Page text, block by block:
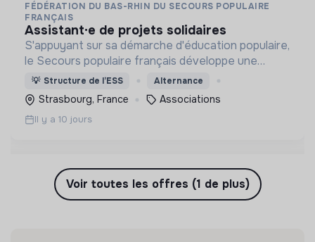
FÉDÉRATION DU BAS-RHIN DU SECOURS POPULAIRE
FRANÇAIS
assistant·e de projets solidaires
S'appuyant sur sa démarche d'éducation populaire,
le Secours populaire français développe une
solidarité inconditionnelle basée sur l'élaboration
collective pour lutter contre toutes les exclusions.
💡 Structure de l’ESS Alternance
Strasbourg, France Associations
Il y a 10 jours
Voir toutes les offres (1 de plus)